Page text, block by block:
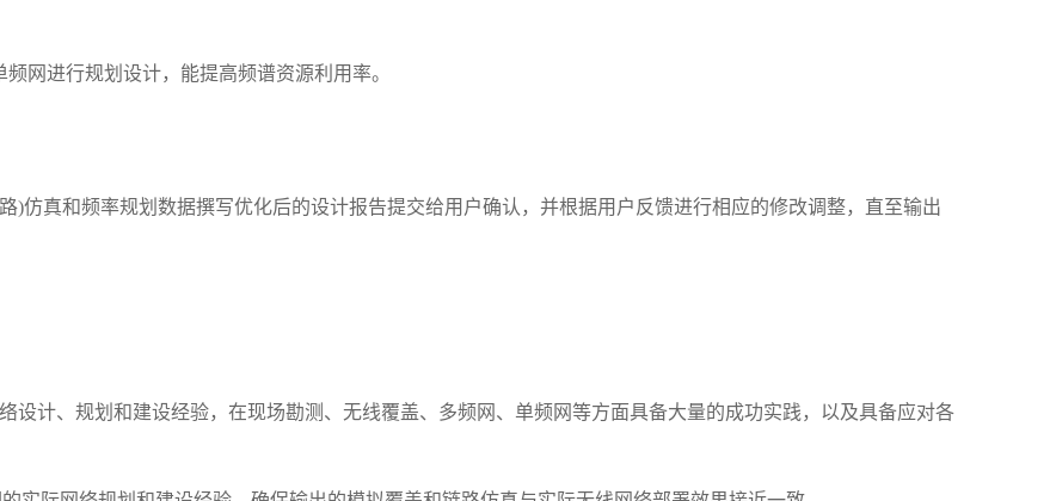
网进行规划设计，能提高频谱资源利用率。
)仿真和频率规划数据撰写优化后的设计报告提交给用户确认，并根据用户反馈进行相应的修改调整，直至输出
设计、规划和建设经验，在现场勘测、无线覆盖、多频网、单频网等方面具备大量的成功实践，以及具备应对各